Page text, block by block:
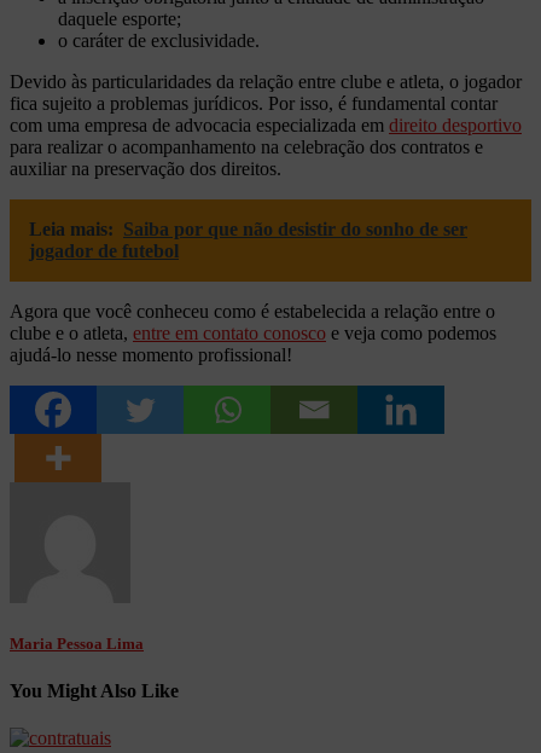
daquele esporte;
o caráter de exclusividade.
Devido às particularidades da relação entre clube e atleta, o jogador
fica sujeito a problemas jurídicos. Por isso, é fundamental contar
com uma empresa de advocacia especializada em direito desportivo
para realizar o acompanhamento na celebração dos contratos e
auxiliar na preservação dos direitos.
Leia mais: Saiba por que não desistir do sonho de ser
jogador de futebol
Agora que você conheceu como é estabelecida a relação entre o
clube e o atleta, entre em contato conosco e veja como podemos
ajudá-lo nesse momento profissional!
Maria Pessoa Lima
You Might Also Like